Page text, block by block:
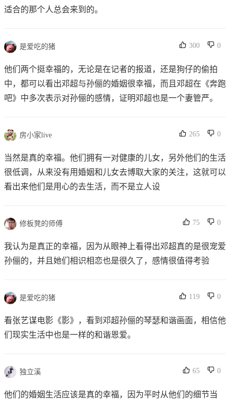
适合的那个人总会来到的。
是爱吃的猪 300 0
他们两个挺幸福的，无论是在记者的报道，还是狗仔的偷拍
中，都可以看出邓超与孙俪的婚姻很幸福，而且邓超在《奔跑
吧》中多次表示对孙俪的感情，证明邓超也是一个妻管严。
房小家live 265 0
当然是真的幸福。他们拥有一对健康的儿女，另外他们的生活
很低调，从来没有用婚姻和儿女去博取大家的关注，这就可以
看出来他们是用心的去生活，而不是立人设
修板凳的师傅 75 0
我认为是真正的幸福，因为从眼神上看得出邓超真的是很宠爱
孙俪的，并且她们相识相恋也是很久了，感情很值得考验
是爱吃的猪 119 0
看张艺谋电影《影》，看到邓超孙俪的琴瑟和谐画面，相信他
们现实生活中也是一样的和谐恩爱。
独立溪 65 0
他们的婚姻生活应该是真的幸福，因为平时从他们的细节当